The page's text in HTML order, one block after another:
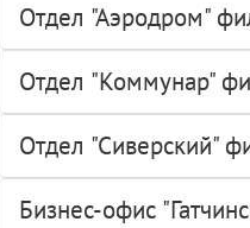
Отдел "Аэродром"
Отдел "Коммунар"
Отдел "Сиверский"
Бизнес-офис